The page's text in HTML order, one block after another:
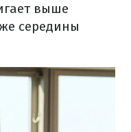
выше
середины